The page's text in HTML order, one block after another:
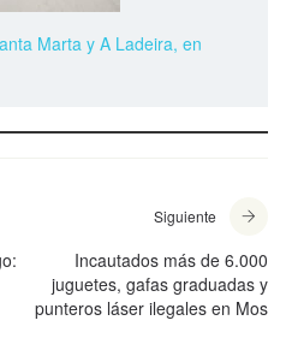
Marta y A Ladeira, en
Siguiente
Incautados más de 6.000
juguetes, gafas graduadas y
punteros láser ilegales en Mos